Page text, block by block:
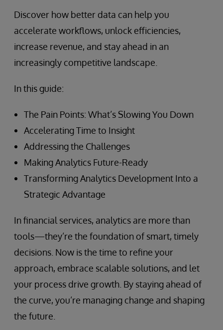
Discover how better data can help you
accelerate workflows, unlock efficiencies,
increase revenue, and stay ahead in an
increasingly competitive landscape.
In this guide:
The Pain Points: What’s Slowing You Down
Accelerating Time to Insight
Addressing the Challenges
Making Analytics Future-Ready
Transforming Analytics Development Into a
Strategic Advantage
In financial services, analytics are more than
tools—they’re the foundation of smart, timely
decisions. Now is the time to refine your
approach, embrace scalable solutions, and let
your process drive growth. By staying ahead of
the curve, you’re managing change and shaping
the future.